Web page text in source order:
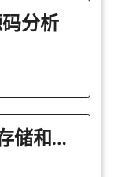
分析
怎么理解docker持久化存储和数据共享